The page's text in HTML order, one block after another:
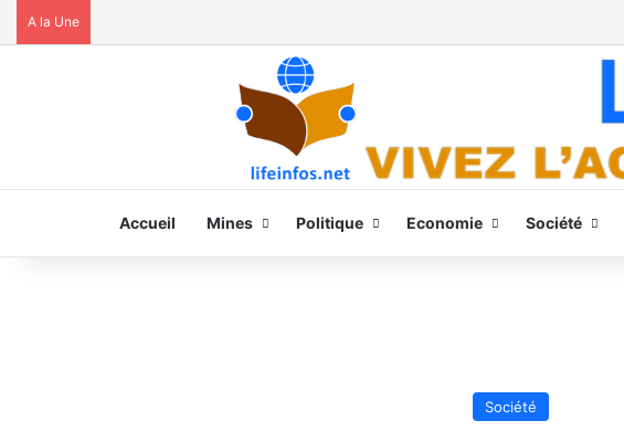
A la Une
Accueil Mines Politique Economie Société
Société